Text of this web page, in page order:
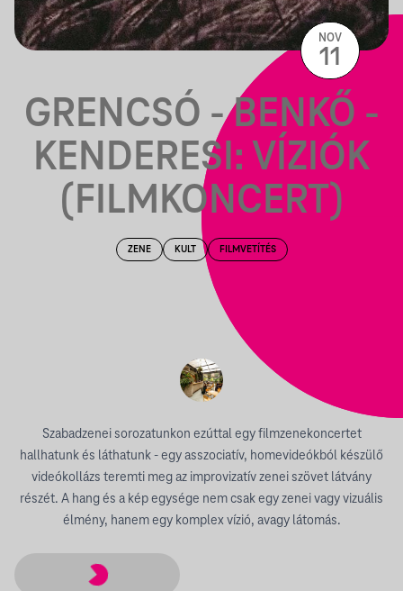
GRENCSÓ - BENKŐ -
KENDERESI: VÍZIÓK
(FILMKONCERT)
ZENE KULT FILMVETÍTÉS
Szabadzenei sorozatunkon ezúttal egy filmzenekoncertet
hallhatunk és láthatunk - egy asszociatív, homevideókból készülő
videókollázs teremti meg az improvizatív zenei szövet látvány
részét. A hang és a kép egysége nem csak egy zenei vagy vizuális
élmény, hanem egy komplex vízió, avagy látomás.
NOV
11